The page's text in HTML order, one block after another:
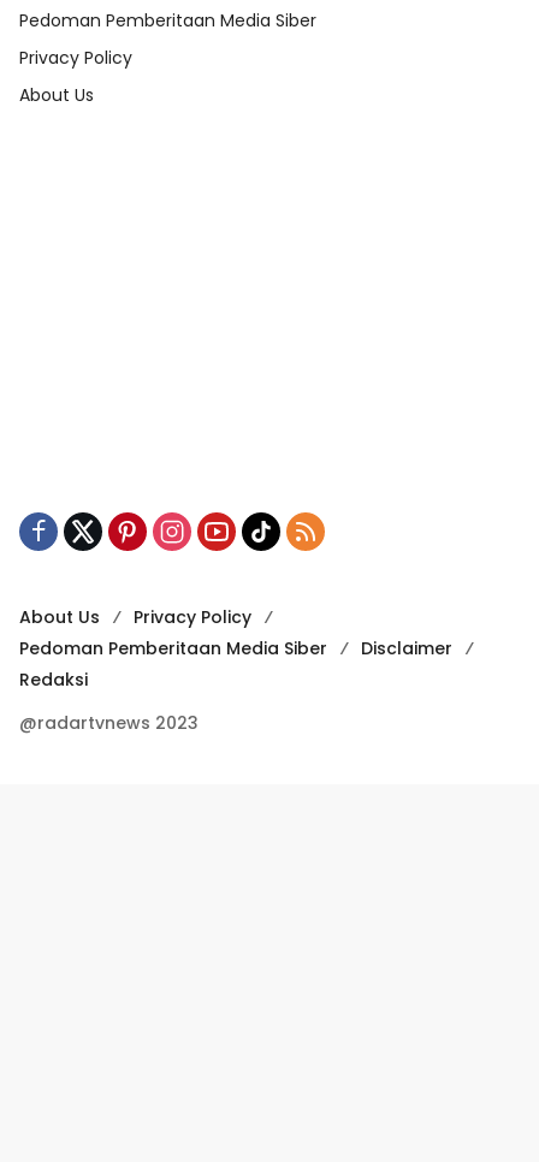
Pedoman Pemberitaan Media Siber
Privacy Policy
About Us
About Us
Privacy Policy
Pedoman Pemberitaan Media Siber
Disclaimer
Redaksi
@radartvnews 2023